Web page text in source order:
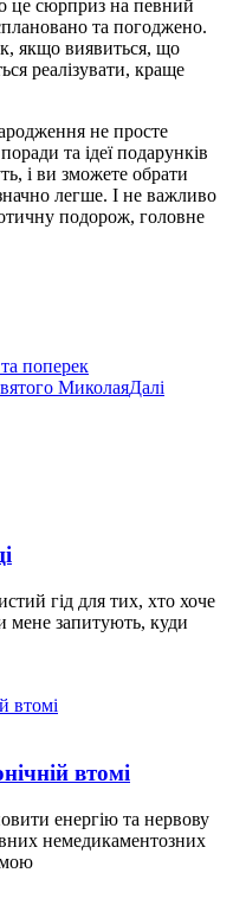
це сюрприз на певний
та погоджено.
якщо виявиться, що
реалізувати, краще
не просте
та ідеї подарунків
і ви зможете обрати
легше. І не важливо
подорож, головне
поперек
МиколаяДалі
гід для тих, хто хоче
мене запитують, куди
втомі
енергію та нервову
немедикаментозних